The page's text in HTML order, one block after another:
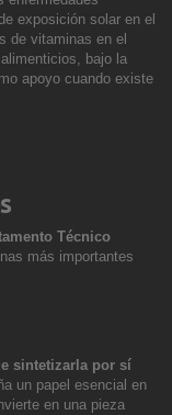
exposición solar en el
de vitaminas en el
bajo la
apoyo cuando existe
Técnico
más importantes
sintetizarla por sí
un papel esencial en
en una pieza